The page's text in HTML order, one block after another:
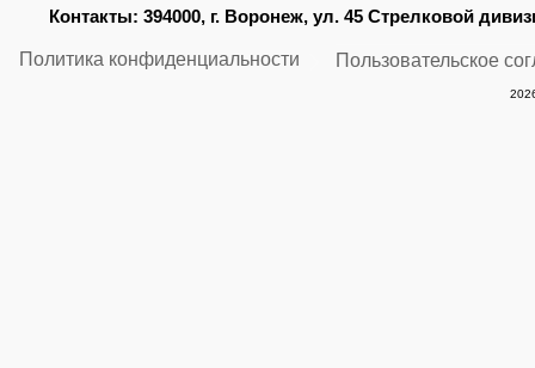
Контакты: 394000, г. Воронеж, ул. 45 Стрелковой
Политика конфиденциальности Пользовательское